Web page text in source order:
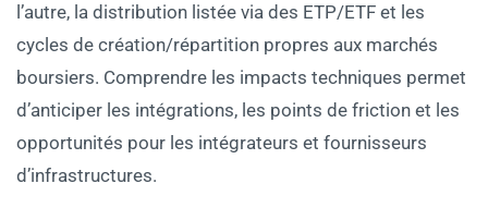
l’autre, la distribution listée via des ETP/ETF et les
cycles de création/répartition propres aux marchés
boursiers. Comprendre les impacts techniques permet
d’anticiper les intégrations, les points de friction et les
opportunités pour les intégrateurs et fournisseurs
d’infrastructures.